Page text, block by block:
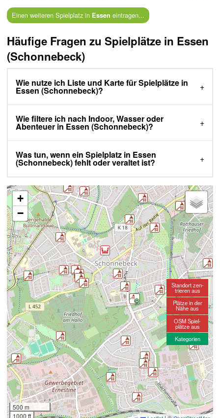
Einen weiteren Spielplatz in Essen eintragen...
Häufige Fragen zu Spielplätze in Essen
(Schonnebeck)
Wie nutze ich Liste und Karte für Spielplätze in
Essen (Schonnebeck)?
Wie filtere ich nach Indoor, Wasser oder
Abenteuer in Essen (Schonnebeck)?
Was tun, wenn ein Spielplatz in Essen
(Schonnebeck) fehlt oder veraltet ist?
+
−
500 m
1000 ft
Standort zen-
trieren aus
Plätze in der
Nähe aus
OSM Spiel-
plätze aus
Kategorien